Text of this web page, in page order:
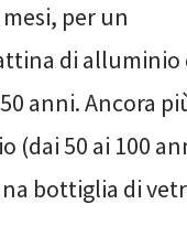
per un
di alluminio
anni. Ancora
(dai 50 ai 100
bottiglia di